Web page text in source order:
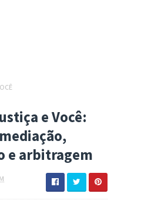
e Você:
e arbitragem